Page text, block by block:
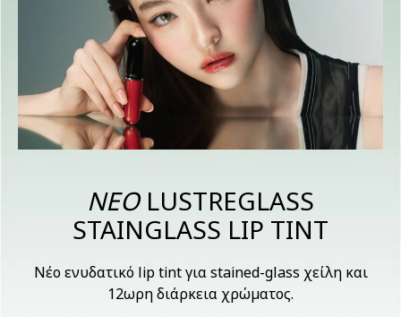
ΝΕΟLUSTREGLASS
STAINGLASS LIP TINT
Νέο ενυδατικό lip tint για stained-glass χείλη και
12ωρη διάρκεια χρώματος.